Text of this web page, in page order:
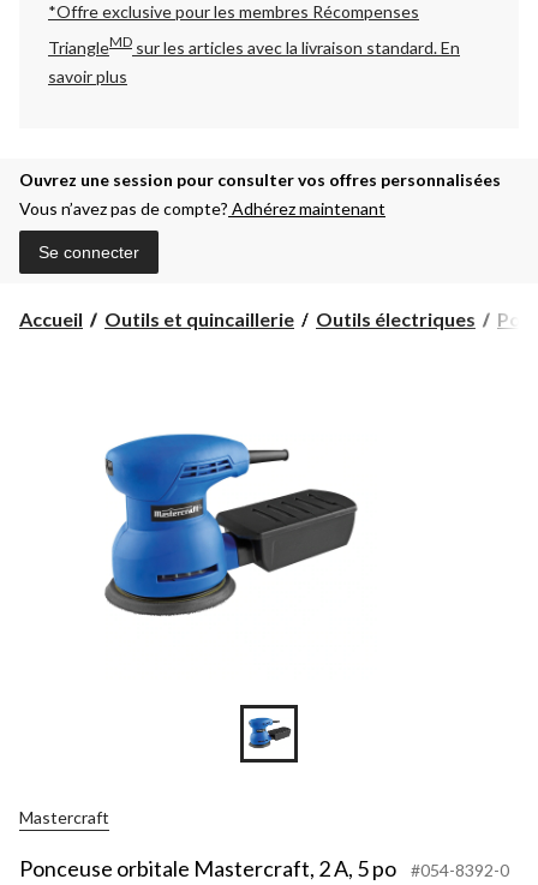
*Offre exclusive pour les membres Récompenses
TriangleMD sur les articles avec la livraison standard.En
savoir plus
Ouvrez une session pour consulter vos offres personnalisées
Vous n’avez pas de compte? Adhérez maintenant
Se connecter
Accueil Outils et quincaillerie Outils électriques
Mastercraft
Ponceuse orbitale Mastercraft, 2 A, 5 po #054-8392-0